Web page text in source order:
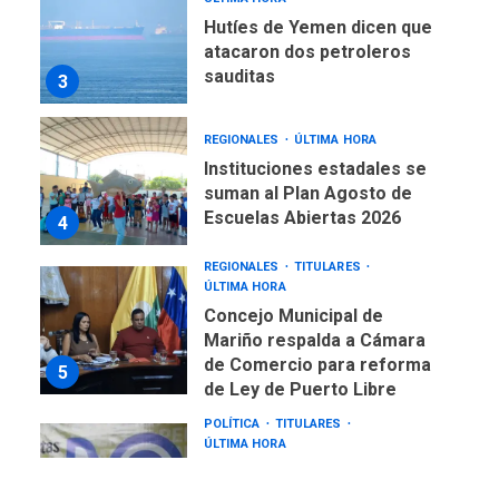
4
Instituciones estadales se
suman al Plan Agosto de
Escuelas Abiertas 2026
5
ÚLTIMA HORA
Concejo Municipal de
Mariño respalda a Cámara
de Comercio para reforma
6
POLÍTICA
TITULARES
CNP plantea incluir Libertad
de Expresión en agenda de
negociación con comisión
de AN 2015
DESTACADOS